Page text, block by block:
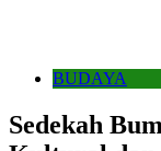
BUDAYA
Sedekah